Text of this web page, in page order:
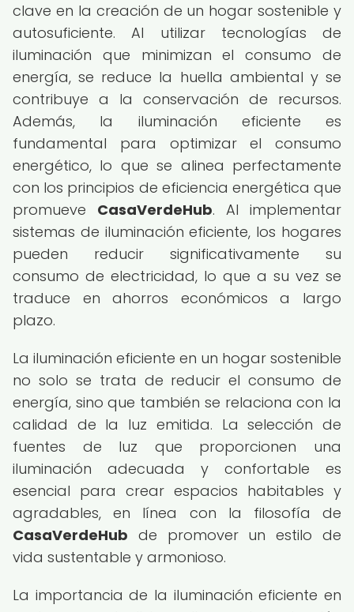
clave en la creación de un hogar sostenible y
autosuficiente. Al utilizar tecnologías de
iluminación que minimizan el consumo de
energía, se reduce la huella ambiental y se
contribuye a la conservación de recursos.
Además, la iluminación eficiente es
fundamental para optimizar el consumo
energético, lo que se alinea perfectamente
con los principios de eficiencia energética que
promueve CasaVerdeHub. Al implementar
sistemas de iluminación eficiente, los hogares
pueden reducir significativamente su
consumo de electricidad, lo que a su vez se
traduce en ahorros económicos a largo
plazo.
La iluminación eficiente en un hogar sostenible
no solo se trata de reducir el consumo de
energía, sino que también se relaciona con la
calidad de la luz emitida. La selección de
fuentes de luz que proporcionen una
iluminación adecuada y confortable es
esencial para crear espacios habitables y
agradables, en línea con la filosofía de
CasaVerdeHub de promover un estilo de
vida sustentable y armonioso.
La importancia de la iluminación eficiente en